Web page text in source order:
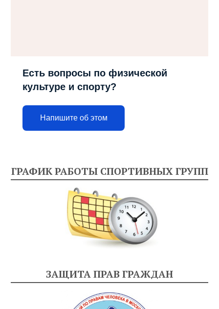
Есть вопросы по физической
культуре и спорту?
Напишите об этом
ГРАФИК РАБОТЫ СПОРТИВНЫХ ГРУПП
ЗАЩИТА ПРАВ ГРАЖДАН